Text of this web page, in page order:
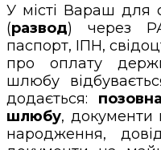
У місті Вараш для
(развод) через
паспорт, ІПН,
про оплату
шлюбу
додається:
шлюбу, документи
народження,